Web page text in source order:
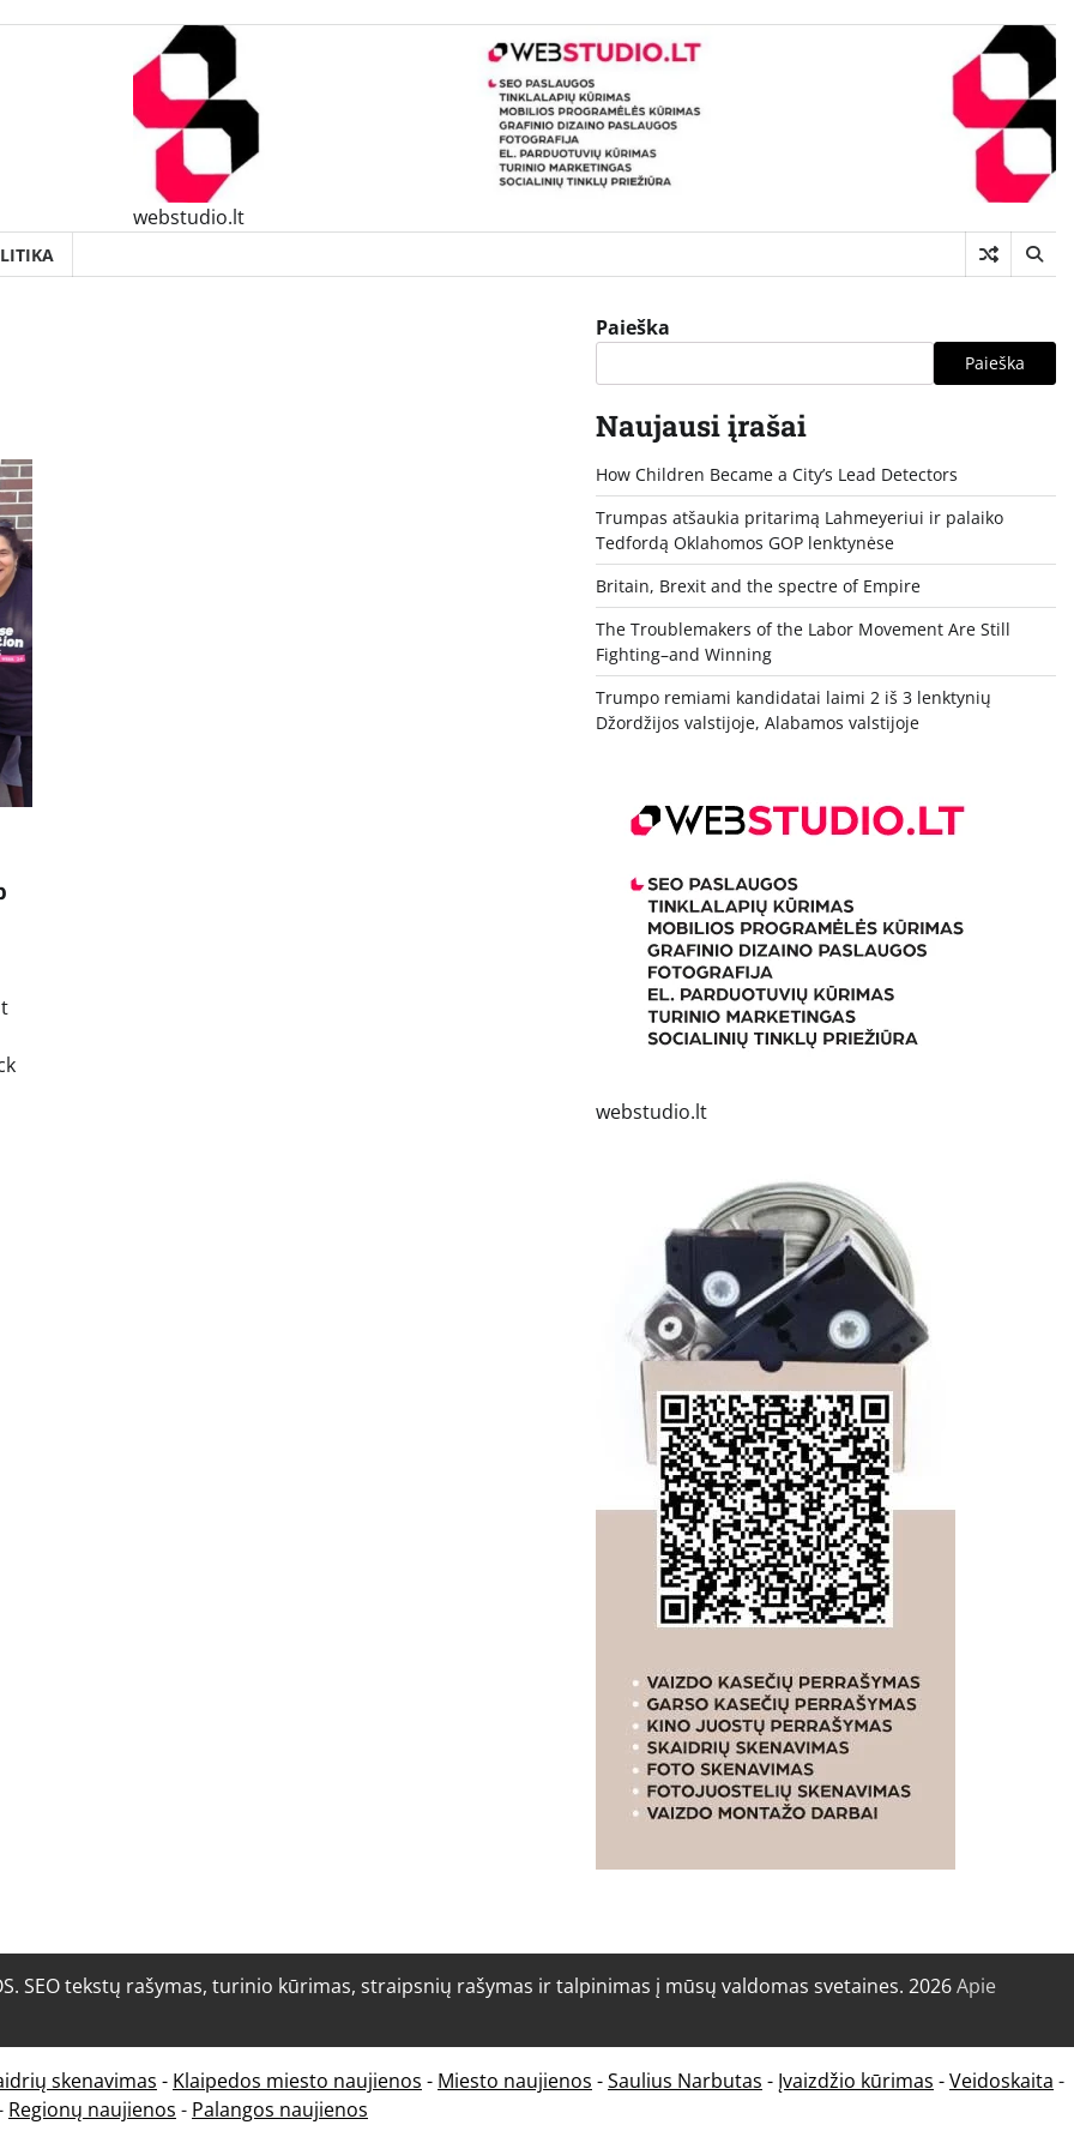
webstudio.lt
Paieška
Paieška
Naujausi įrašai
How Children Became a City’s Lead Detectors
Trumpas atšaukia pritarimą Lahmeyeriui ir palaiko
Tedfordą Oklahomos GOP lenktynėse
Britain, Brexit and the spectre of Empire
The Troublemakers of the Labor Movement Are Still
Fighting–and Winning
Trumpo remiami kandidatai laimi 2 iš 3 lenktynių
Džordžijos valstijoje, Alabamos valstijoje
webstudio.lt
SEO tekstų rašymas, turinio kūrimas, straipsnių rašymas ir talpinimas į mūsų valdomas svetaines. 2026Apie
skenavimas - Klaipedos miesto naujienos - Miesto naujienos -Saulius Narbutas - Įvaizdžio kūrimas -Veidoskaita -
Regionų naujienos - Palangos naujienos